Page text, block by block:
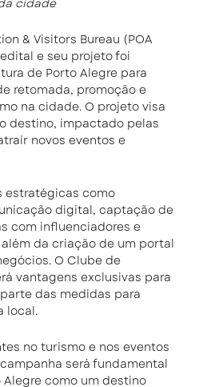
cidade
& Visitors Bureau (POA
e seu projeto foi
de Porto Alegre para
retomada, promoção e
na cidade. O projeto visa
destino, impactado pelas
novos eventos e
estratégicas como
digital, captação de
com influenciadores e
da criação de um portal
O Clube de
vantagens exclusivas para
das medidas para
local.
no turismo e nos eventos
será fundamental
como um destino